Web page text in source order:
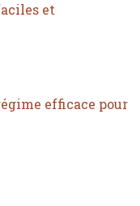
et
efficace pour